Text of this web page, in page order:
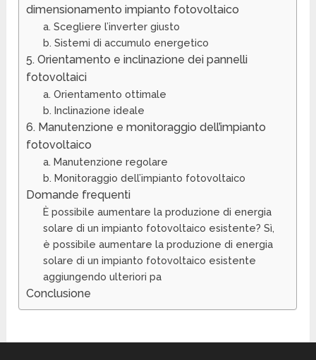
dimensionamento impianto fotovoltaico
a. Scegliere l’inverter giusto
b. Sistemi di accumulo energetico
5. Orientamento e inclinazione dei pannelli
fotovoltaici
a. Orientamento ottimale
b. Inclinazione ideale
6. Manutenzione e monitoraggio dell’impianto
fotovoltaico
a. Manutenzione regolare
b. Monitoraggio dell’impianto fotovoltaico
Domande frequenti
È possibile aumentare la produzione di energia
solare di un impianto fotovoltaico esistente? Sì,
è possibile aumentare la produzione di energia
solare di un impianto fotovoltaico esistente
aggiungendo ulteriori pa
Conclusione